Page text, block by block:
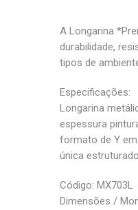
A Longarina
durabilidade,
tipos de
Especificações:
Longarina
espessura
formato de Y
única
Código: MX703L
Dimensões /